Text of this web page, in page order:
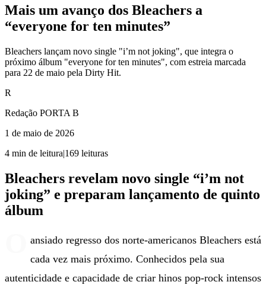
Mais um avanço dos Bleachers a
“everyone for ten minutes”
Bleachers lançam novo single "i’m not joking", que integra o
próximo álbum "everyone for ten minutes", com estreia marcada
para 22 de maio pela Dirty Hit.
R
Redação PORTA B
1 de maio de 2026
4 min de leitura|169 leituras
Bleachers revelam novo single “i’m not
joking” e preparam lançamento de quinto
álbum
ansiado regresso dos norte-americanos Bleachers está
cada vez mais próximo. Conhecidos pela sua
autenticidade e capacidade de criar hinos pop-rock intensos